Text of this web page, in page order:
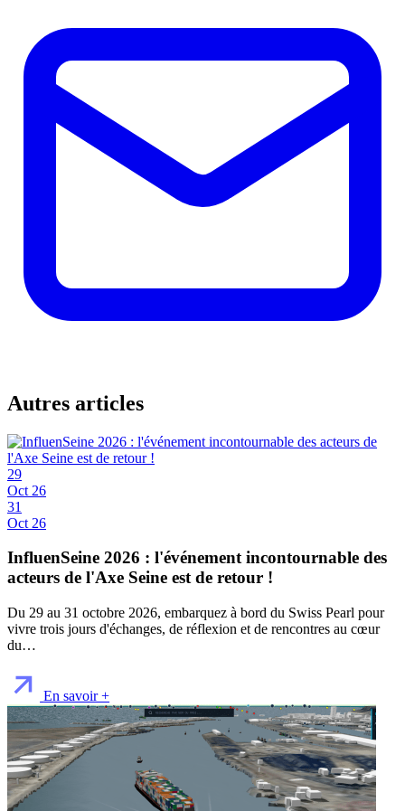
Autres articles
29
Oct 26
31
Oct 26
InfluenSeine 2026 : l'événement incontournable des
acteurs de l'Axe Seine est de retour !
Du 29 au 31 octobre 2026, embarquez à bord du Swiss Pearl pour
vivre trois jours d'échanges, de réflexion et de rencontres au cœur
du…
En savoir +